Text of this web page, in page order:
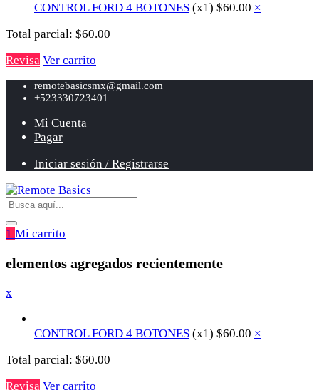
CONTROL FORD 4 BOTONES (x1) $60.00 ×
Total parcial: $60.00
Revisa Ver carrito
remotebasicsmx@gmail.com
+523330723401
Mi Cuenta
Pagar
Iniciar sesión / Registrarse
1 Mi carrito
elementos agregados recientemente
x
CONTROL FORD 4 BOTONES (x1) $60.00 ×
Total parcial: $60.00
Revisa Ver carrito